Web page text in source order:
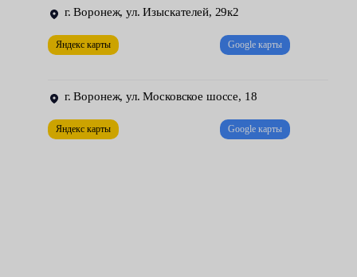
коробка извлекается;
устанавливается новая МКПП.
включаться без хруста и лишнего шума, легко и плавно. Также
драйв. Они тестируют работу нового агрегата на ходу —
г. Воронеж, ул. Изыскателей, 29к2
Яндекс карты Google карты
г. Воронеж, ул. Московское шоссе, 18
Яндекс карты Google карты